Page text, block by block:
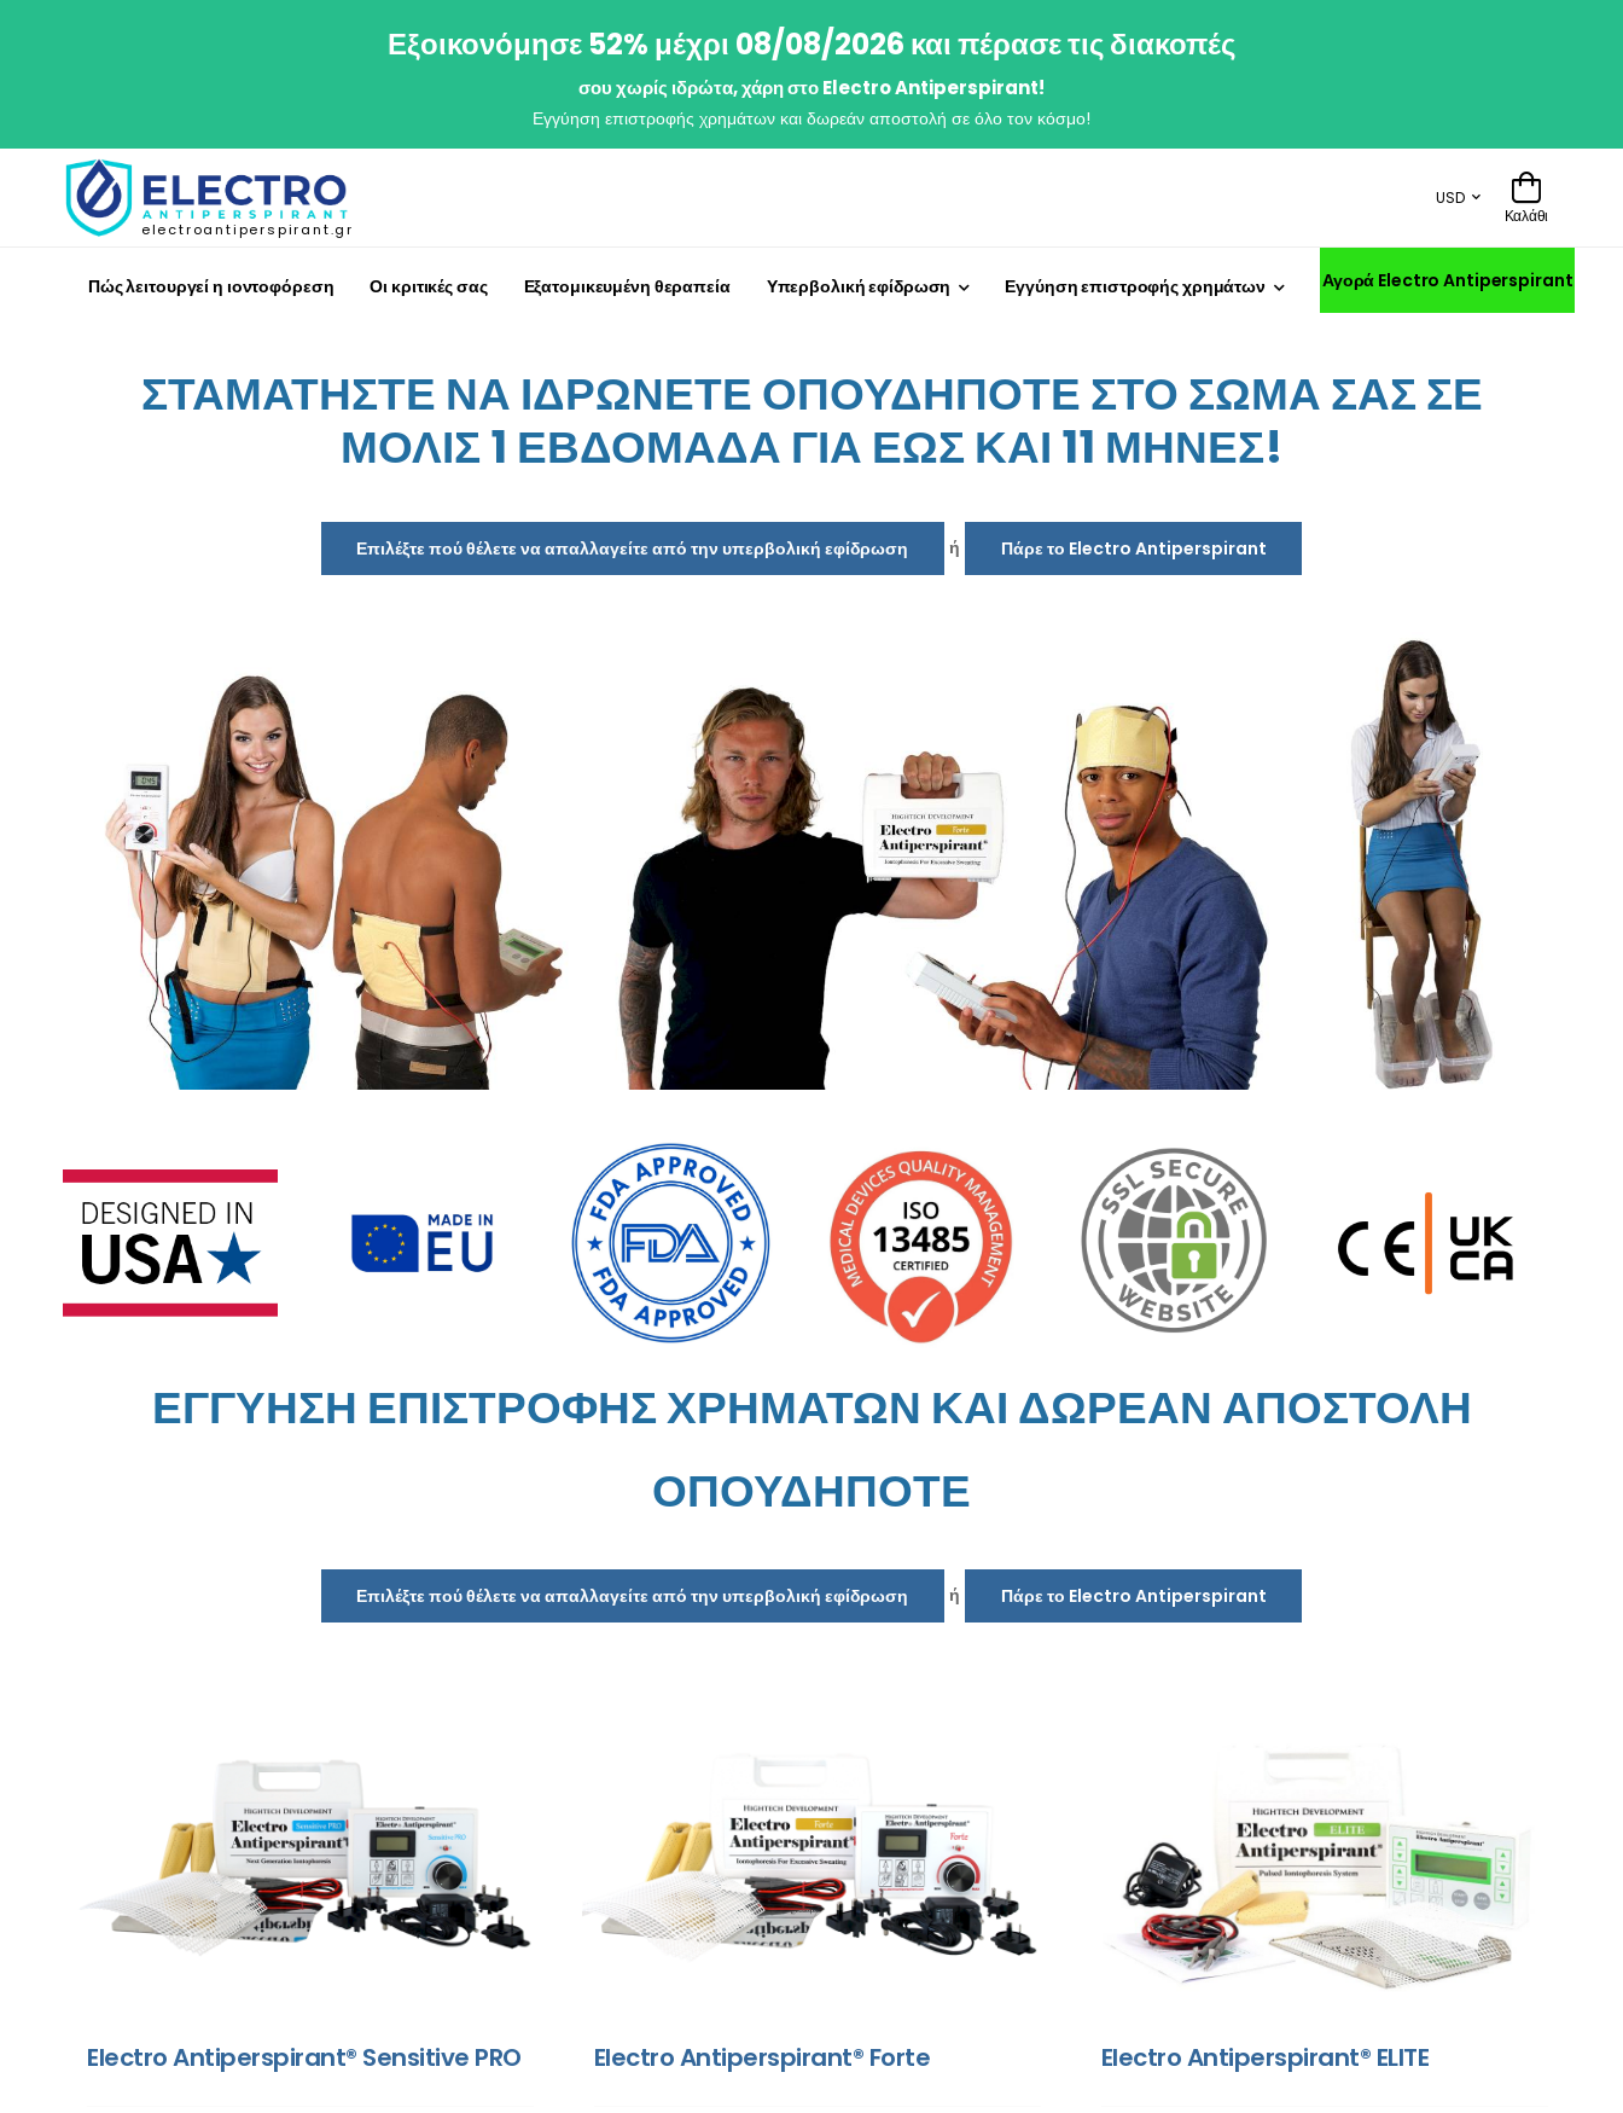
Εξοικονόμησε 52% μέχρι 08/08/2026 και πέρασε τις διακοπές
σου χωρίς ιδρώτα, χάρη στο Electro Antiperspirant!
Εγγύηση επιστροφής χρημάτων και δωρεάν αποστολή σε όλο τον κόσμο!
electroantiperspirant.gr
USD
Καλάθι
Πώς λειτουργεί η ιοντοφόρεση Οι κριτικές σας Εξατομικευμένη θεραπεία Υπερβολική εφίδρωση Εγγύηση επιστροφής χρημάτων Αγορά Electro Antiperspirant
ΣΤΑΜΑΤΗΣΤΕ ΝΑ ΙΔΡΩΝΕΤΕ ΟΠΟΥΔΗΠΟΤΕ ΣΤΟ ΣΩΜΑ ΣΑΣ ΣΕ
ΜΟΛΙΣ 1 ΕΒΔΟΜΑΔΑ ΓΙΑ ΕΩΣ ΚΑΙ 11 ΜΗΝΕΣ!
Επιλέξτε πού θέλετε να απαλλαγείτε από την υπερβολική εφίδρωση ή Πάρε το Electro Antiperspirant
ΕΓΓΥΗΣΗ ΕΠΙΣΤΡΟΦΗΣ ΧΡΗΜΑΤΩΝ ΚΑΙ ΔΩΡΕΑΝ ΑΠΟΣΤΟΛΗ
ΟΠΟΥΔΗΠΟΤΕ
Επιλέξτε πού θέλετε να απαλλαγείτε από την υπερβολική εφίδρωση ή Πάρε το Electro Antiperspirant
Electro Antiperspirant® Sensitive PRO Electro Antiperspirant® Forte Electro Antiperspirant® ELITE